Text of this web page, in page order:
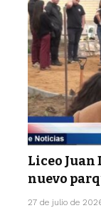
Liceo
nuevo
27 de julio de